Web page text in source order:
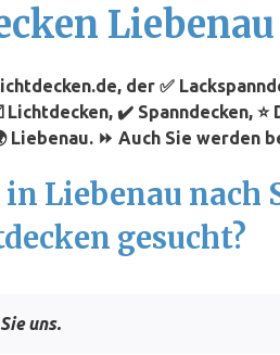
Liebenau
der ✅
Lichtdecken, ✔️ Spanndecken,
Liebenau. ⏩ Auch Sie werden
in Liebenau nach
gesucht?
uns.